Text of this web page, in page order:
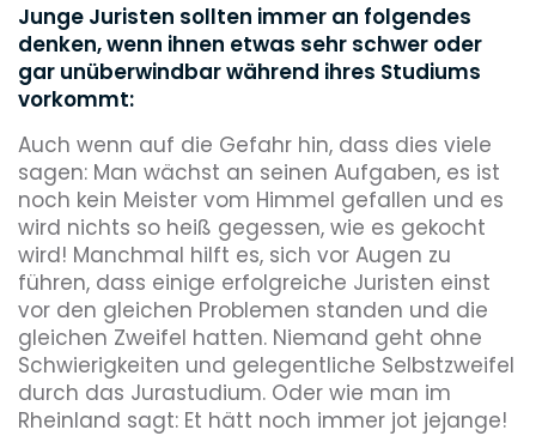
Junge Juristen sollten immer an folgendes
denken, wenn ihnen etwas sehr schwer oder
gar unüberwindbar während ihres Studiums
vorkommt:
Auch wenn auf die Gefahr hin, dass dies viele
sagen: Man wächst an seinen Aufgaben, es ist
noch kein Meister vom Himmel gefallen und es
wird nichts so heiß gegessen, wie es gekocht
wird! Manchmal hilft es, sich vor Augen zu
führen, dass einige erfolgreiche Juristen einst
vor den gleichen Problemen standen und die
gleichen Zweifel hatten. Niemand geht ohne
Schwierigkeiten und gelegentliche Selbstzweifel
durch das Jurastudium. Oder wie man im
Rheinland sagt: Et hätt noch immer jot jejange!